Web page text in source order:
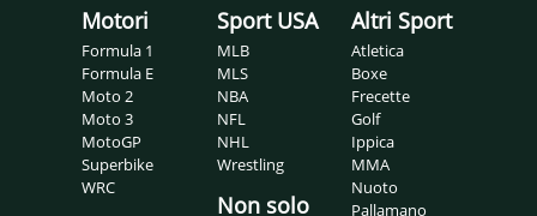
Motori
Formula 1
Formula E
Moto 2
Moto 3
MotoGP
Superbike
WRC
Sport USA
MLB
MLS
NBA
NFL
NHL
Wrestling
Non solo
Altri Sport
Atletica
Boxe
Frecette
Golf
Ippica
MMA
Nuoto
Pallamano